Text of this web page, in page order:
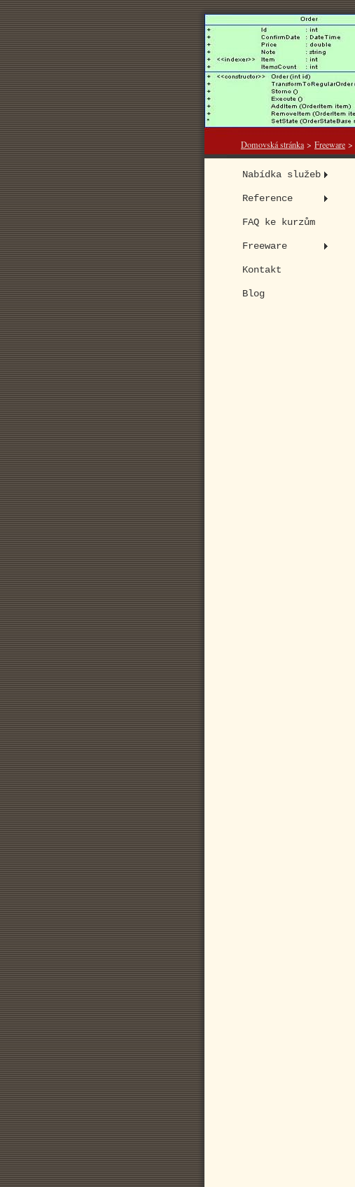
Domovská stránka > Freeware >
Nabídka služeb
Reference
FAQ ke kurzům
Freeware
Kontakt
Blog